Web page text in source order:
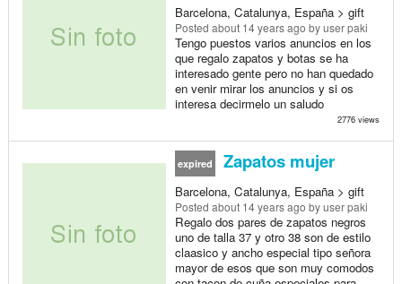
Barcelona, Catalunya, España > gift
Posted about 14 years ago by user paki
Tengo puestos varios anuncios en los
que regalo zapatos y botas se ha
interesado gente pero no han quedado
en venir mirar los anuncios y si os
interesa decirmelo un saludo
2776 views
expired Zapatos mujer
Barcelona, Catalunya, España > gift
Posted about 14 years ago by user paki
Regalo dos pares de zapatos negros
uno de talla 37 y otro 38 son de estilo
claasico y ancho especial tipo señora
mayor de esos que son muy comodos